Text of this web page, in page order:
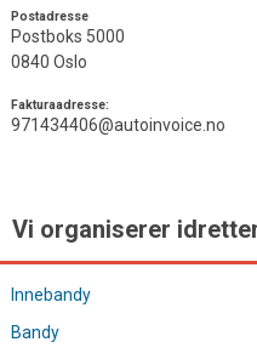
Postadresse
Postboks 5000
0840 Oslo
Fakturaadresse:
971434406@autoinvoice.no
Vi organiserer
Innebandy
Bandy